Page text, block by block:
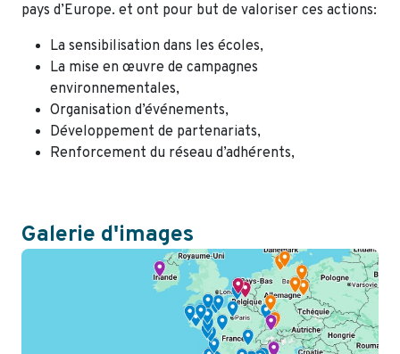
pays d’Europe. et ont pour but de valoriser ces actions:
La sensibilisation dans les écoles,
La mise en œuvre de campagnes
environnementales,
Organisation d’événements,
Développement de partenariats,
Renforcement du réseau d’adhérents,
Galerie d'images